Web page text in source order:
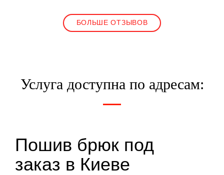
БОЛЬШЕ ОТЗЫВОВ
Услуга доступна по адресам:
Пошив брюк под
заказ в Киеве